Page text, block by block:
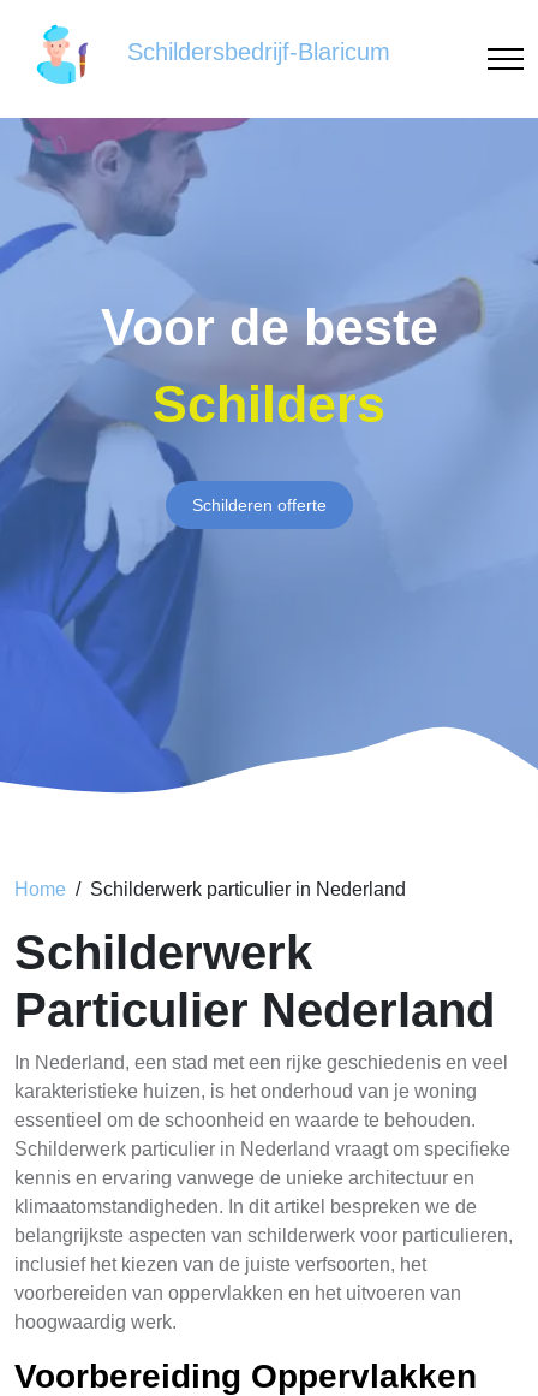
Schildersbedrijf-Blaricum
Voor de beste
Schilders
Schilderen offerte
Home Schilderwerk particulier in Nederland
Schilderwerk
Particulier Nederland
In Nederland, een stad met een rijke geschiedenis en veel
karakteristieke huizen, is het onderhoud van je woning
essentieel om de schoonheid en waarde te behouden.
Schilderwerk particulier in Nederland vraagt om specifieke
kennis en ervaring vanwege de unieke architectuur en
klimaatomstandigheden. In dit artikel bespreken we de
belangrijkste aspecten van schilderwerk voor particulieren,
inclusief het kiezen van de juiste verfsoorten, het
voorbereiden van oppervlakken en het uitvoeren van
hoogwaardig werk.
Voorbereiding Oppervlakken